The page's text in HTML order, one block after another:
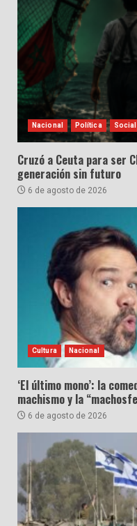
Nacional Política Social
Cruzó a Ceuta para ser
generación sin futuro
6 de agosto de 2026
Cultura Nacional
‘El último mono’: la
machismo y la
6 de agosto de 2026